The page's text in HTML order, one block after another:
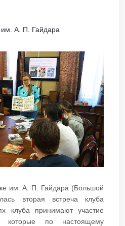
А. П. Гайдара
им. А. П. Гайдара (Большой
вторая встреча клуба
клуба принимают участие
которые по настоящему